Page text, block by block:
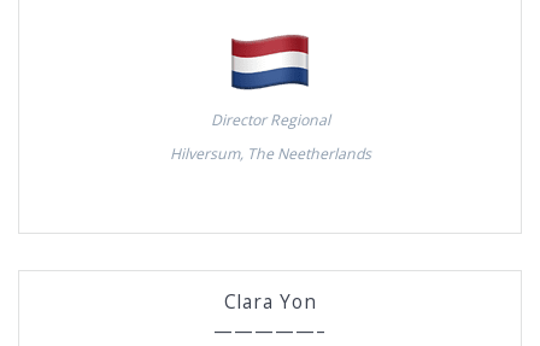
Director Regional
Hilversum, The Neetherlands
Clara Yon
—————–